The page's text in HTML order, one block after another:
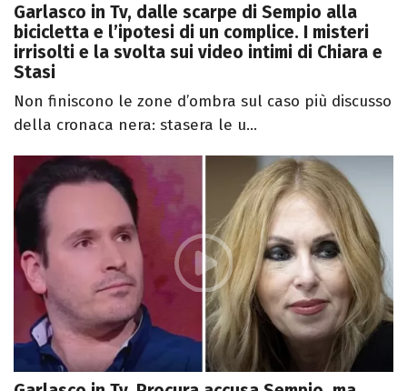
Garlasco in Tv, dalle scarpe di Sempio alla
bicicletta e l’ipotesi di un complice. I misteri
irrisolti e la svolta sui video intimi di Chiara e
Stasi
Non finiscono le zone d’ombra sul caso più discusso
della cronaca nera: stasera le u...